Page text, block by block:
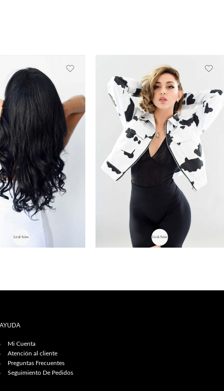
AYUDA
Mi Cuenta
Atención al cliente
Preguntas Frecuentes
Seguimiento De Pedidos